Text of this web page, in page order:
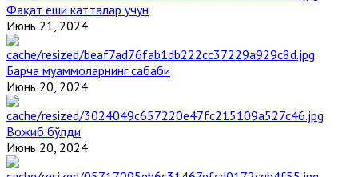
Фақат ёши катталар учун
Июнь 21, 2024
Барча муаммоларнинг сабаби
Июнь 20, 2024
Вожиб бўлди
Июнь 20, 2024